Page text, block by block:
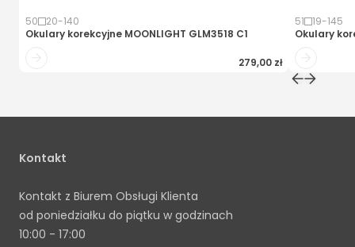
50 20-140
Okulary korekcyjne MOONLIGHT GLM3518 C1
279,00 zł
51 19-145
Okulary
Kontakt
Kontakt z Biurem Obsługi Klienta
od poniedziałku do piątku w godzinach
10:00 - 17:00